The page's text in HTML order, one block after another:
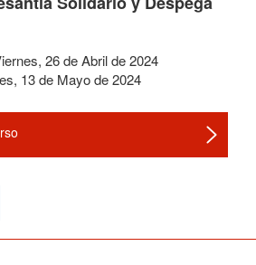
, 26deAbrilde2024
, 13de Mayode2024